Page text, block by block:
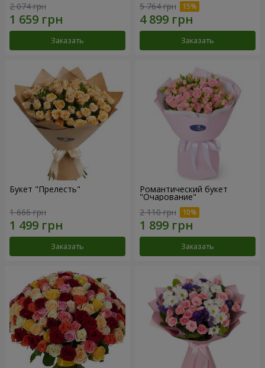
2 074 грн
Заказать
5 764 грн
Заказать
Букет "Прелесть"
1 666 грн
Заказать
Романтический букет
"Очарование"
2 110 грн
Заказать